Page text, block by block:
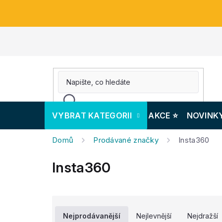
VYBRAT KATEGORII AKCE ⭐️
Domů Prodávané značky Insta360
Insta360
Nejprodávanější Nejlevnější Nejdražší